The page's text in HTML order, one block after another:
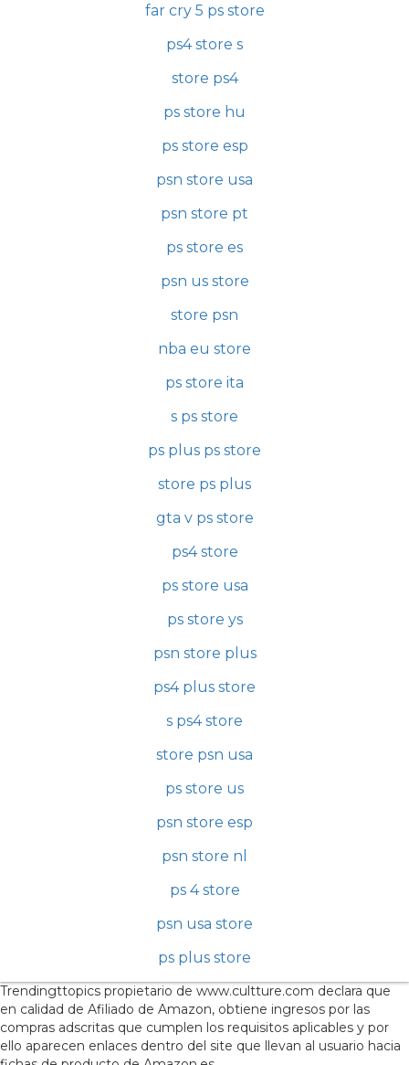
far cry 5 ps store
ps4 store s
store ps4
ps store hu
ps store esp
psn store usa
psn store pt
ps store es
psn us store
store psn
nba eu store
ps store ita
s ps store
ps plus ps store
store ps plus
gta v ps store
ps4 store
ps store usa
ps store ys
psn store plus
ps4 plus store
s ps4 store
store psn usa
ps store us
psn store esp
psn store nl
ps 4 store
psn usa store
ps plus store
Trendingttopics propietario de www.cultture.com declara que
en calidad de Afiliado de Amazon, obtiene ingresos por las
compras adscritas que cumplen los requisitos aplicables y por
ello aparecen enlaces dentro del site que llevan al usuario hacia